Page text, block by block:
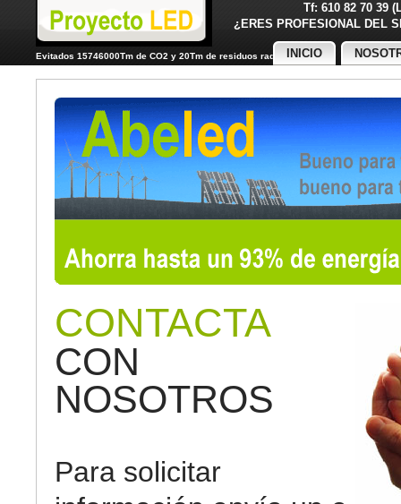
Tf: 610 82 70 39
¿ERES PROFESIONAL
Evitados 15746000Tm de CO2 y 20Tm de residuos radiactivos
INICIO
CONTACTA
CON
NOSOTROS
Para solicitar